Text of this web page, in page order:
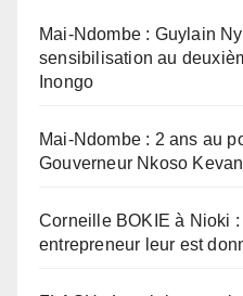
Mai-Ndombe : Guylain
sensibilisation au
Inongo
Mai-Ndombe : 2 ans au
Gouverneur Nkoso
Corneille BOKIE à Nioki
entrepreneur leur est